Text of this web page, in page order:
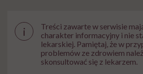
i
Treści zawarte w serwisie
charakter informacyjny i nie
lekarskiej. Pamiętaj, że w
problemów ze zdrowiem
skonsultować się z lekarzem.